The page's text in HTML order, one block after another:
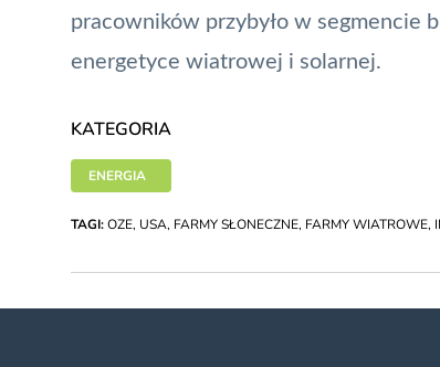
pracowników przybyło w segmencie
energetyce wiatrowej i solarnej.
KATEGORIA
ENERGIA
TAGI:OZE, USA, FARMY SŁONECZNE, FARMY WIATROWE,